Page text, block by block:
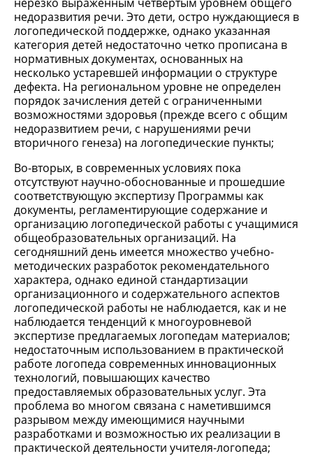
недоразвития речи. Это дети, остро нуждающиеся в
логопедической поддержке, однако указанная
категория детей недостаточно четко прописана в
нормативных документах, основанных на
несколько устаревшей информации о структуре
дефекта. На региональном уровне не определен
порядок зачисления детей с ограниченными
возможностями здоровья (прежде всего с общим
недоразвитием речи, с нарушениями речи
вторичного генеза) на логопедические пункты;
Во-вторых, в современных условиях пока
отсутствуют научно-обоснованные и прошедшие
соответствующую экспертизу Программы как
документы, регламентирующие содержание и
организацию логопедической работы с учащимися
общеобразовательных организаций. На
сегодняшний день имеется множество учебно-
методических разработок рекомендательного
характера, однако единой стандартизации
организационного и содержательного аспектов
логопедической работы не наблюдается, как и не
наблюдается тенденций к многоуровневой
экспертизе предлагаемых логопедам материалов;
недостаточным использованием в практической
работе логопеда современных инновационных
технологий, повышающих качество
предоставляемых образовательных услуг. Эта
проблема во многом связана с наметившимся
разрывом между имеющимися научными
разработками и возможностью их реализации в
практической деятельности учителя-логопеда;